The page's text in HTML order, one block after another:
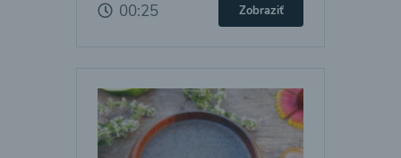
00:25 Zobraziť